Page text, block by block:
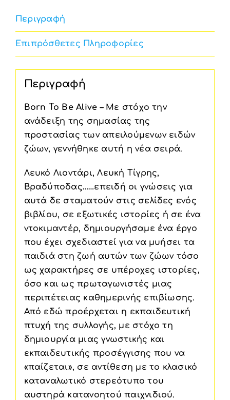
Περιγραφή
Επιπρόσθετες Πληροφορίες
Περιγραφή
Born To Be Alive – Με στόχο την
ανάδειξη της σημασίας της
προστασίας των απειλούμενων ειδών
ζώων, γεννήθηκε αυτή η νέα σειρά.
Λευκό Λιοντάρι, Λευκή Τίγρης,
Βραδύποδας……επειδή οι γνώσεις για
αυτά δε σταματούν στις σελίδες ενός
βιβλίου, σε εξωτικές ιστορίες ή σε ένα
ντοκιμαντέρ, δημιουργήσαμε ένα έργο
που έχει σχεδιαστεί για να μυήσει τα
παιδιά στη ζωή αυτών των ζώων τόσο
ως χαρακτήρες σε υπέροχες ιστορίες,
όσο και ως πρωταγωνιστές μιας
περιπέτειας καθημερινής επιβίωσης.
Από εδώ προέρχεται η εκπαιδευτική
πτυχή της συλλογής, με στόχο τη
δημιουργία μιας γνωστικής και
εκπαιδευτικής προσέγγισης που να
«παίζεται», σε αντίθεση με το κλασικό
καταναλωτικό στερεότυπο του
αυστηρά κατανοητού παιχνιδιού.